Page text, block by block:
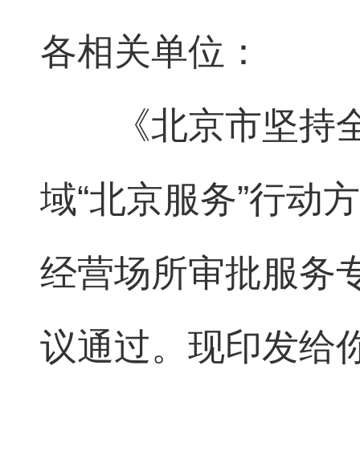
各相关单位：
《北京市坚持
域“北京服务”行动
经营场所审批服务
议通过。现印发给